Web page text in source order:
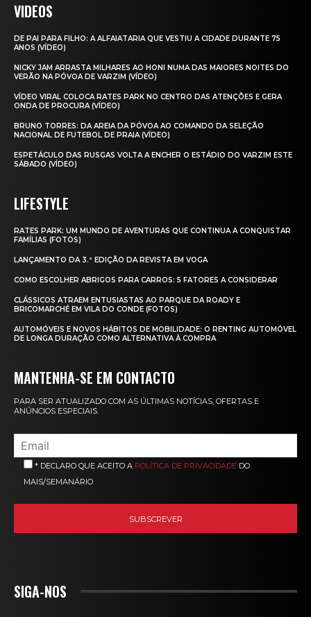
VIDEOS
DE PAI PARA FILHO: A ALFAIATARIA QUE VESTIU A CIDADE DURANTE 75
ANOS (VÍDEO)
NICKY JAM ARRASTA MILHARES AO HONI NUMA DAS MAIORES NOITES DO
VERÃO NA PÓVOA DE VARZIM (VÍDEO)
VÍDEO VIRAL COLOCA RATES PARK NO CENTRO DAS ATENÇÕES E GERA
ONDA DE PROCURA (VÍDEO)
BRUNO TORRES: DA AREIA DA PÓVOA AO COMANDO DA SELEÇÃO
NACIONAL DE FUTEBOL DE PRAIA (VÍDEO)
ESPETÁCULO DAS RUSGAS VOLTA A ENCHER O ESTÁDIO DO VARZIM ESTE
SÁBADO (VÍDEO)
LIFESTYLE
RATES PARK: UM MUNDO DE AVENTURAS QUE CONTINUA A CONQUISTAR
FAMÍLIAS (FOTOS)
LANÇAMENTO DA 3.ª EDIÇÃO DA REVISTA EM VOGA
COMO ESCOLHER ABRIGOS PARA CARROS: 5 FATORES A CONSIDERAR
CLÁSSICOS ATRAEM ENTUSIASTAS AO PARQUE DA ROADY E
BRICOMARCHÉ EM VILA DO CONDE (FOTOS)
AUTOMÓVEIS E NOVOS HÁBITOS DE MOBILIDADE: O RENTING AUTOMÓVEL
DE LONGA DURAÇÃO COMO ALTERNATIVA À COMPRA
MANTENHA-SE EM CONTACTO
PARA SER ATUALIZADO COM AS ÚLTIMAS NOTÍCIAS, OFERTAS E
ANÚNCIOS ESPECIAIS.
* DECLARO QUE ACEITO A POLÍTICA DE PRIVACIDADE DO
MAIS/SEMANÁRIO
SIGA-NOS